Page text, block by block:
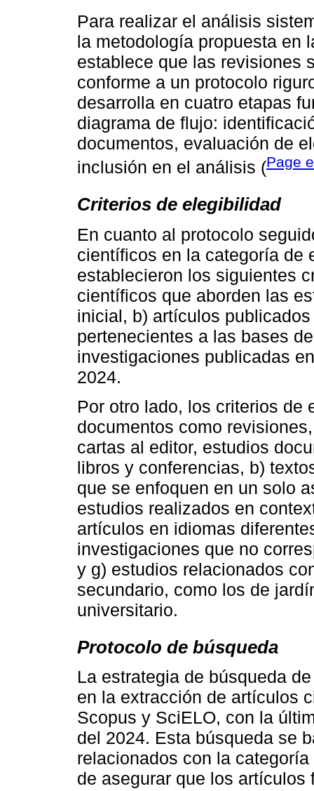
Para realizar el análisis
la metodología propuesta en
establece que las revisiones
conforme a un protocolo
desarrolla en cuatro etapas
diagrama de flujo:
documentos, evaluación de
inclusión en el análisis (Page
Criterios de elegibilidad
En cuanto al protocolo
científicos en la categoría de
establecieron los siguientes
científicos que aborden las
inicial, b) artículos
pertenecientes a las bases
investigaciones publicadas
2024.
Por otro lado, los criterios de
documentos como
cartas al editor, estudios
libros y conferencias, b)
que se enfoquen en un solo
estudios realizados en
artículos en idiomas
investigaciones que no
y g) estudios relacionados
secundario, como los de
universitario.
Protocolo de búsqueda
La estrategia de búsqueda
en la extracción de artículos
Scopus y SciELO, con la
del 2024. Esta búsqueda se
relacionados con la
de asegurar que los